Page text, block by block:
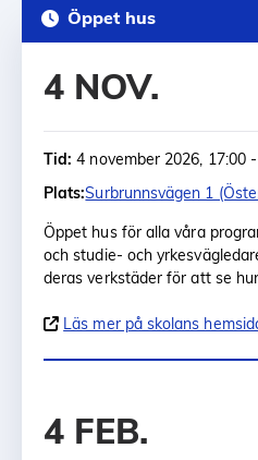
Öppet hus
4 NOV.
Tid: 4 november 2026, 17:00
Plats:Surbrunnsvägen 1
Öppet hus för alla våra
och studie- och
deras verkstäder för att se
Läs mer på skolans
4 FEB.